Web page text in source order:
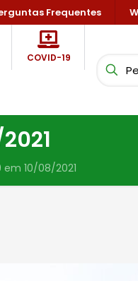
Frequentes
COVID-19
em 10/08/2021